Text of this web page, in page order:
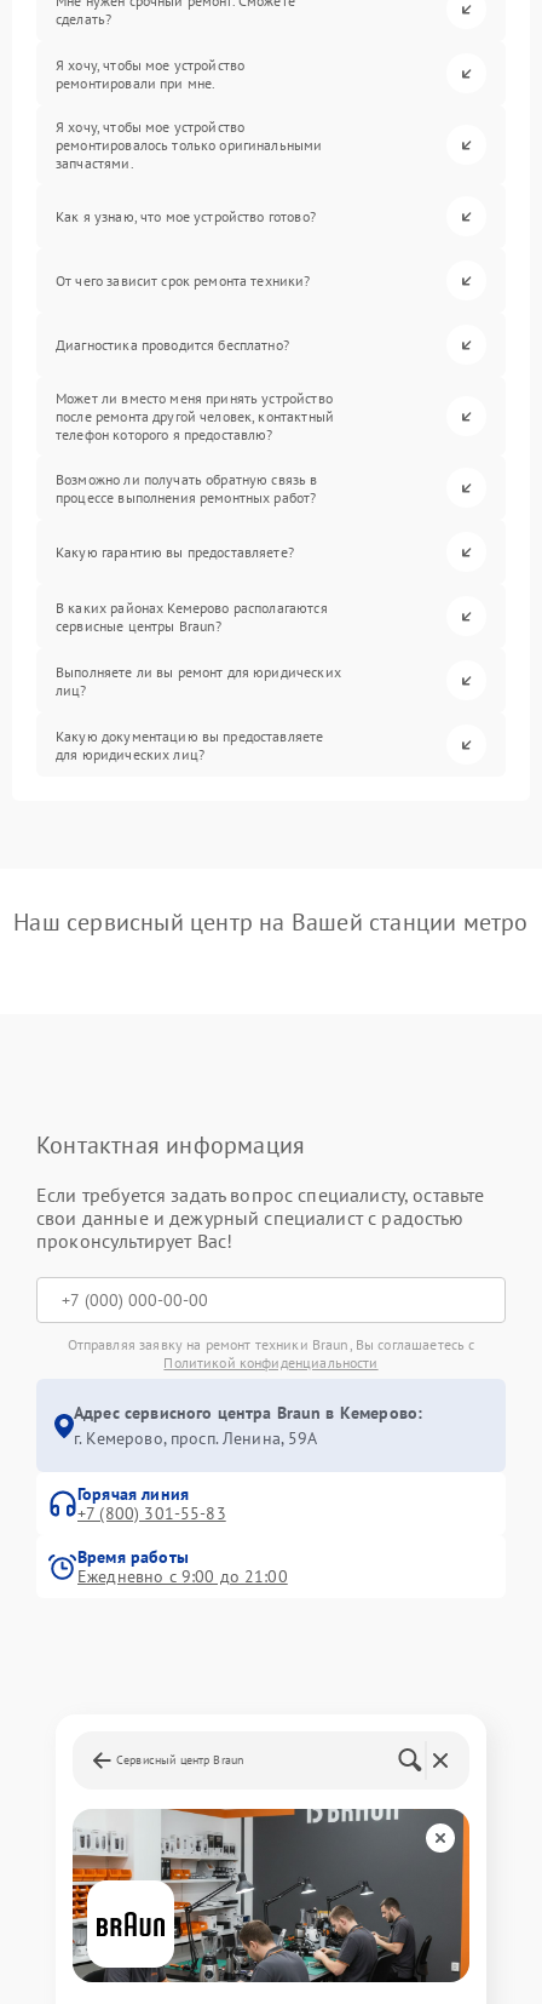
сделать?
Я хочу, чтобы мое устройство
ремонтировали при мне.
Я хочу, чтобы мое устройство
ремонтировалось только оригинальными
запчастями.
Как я узнаю, что мое устройство готово?
От чего зависит срок ремонта техники?
Диагностика проводится бесплатно?
Может ли вместо меня принять устройство
после ремонта другой человек, контактный
телефон которого я предоставлю?
Возможно ли получать обратную связь в
процессе выполнения ремонтных работ?
Какую гарантию вы предоставляете?
В каких районах Кемерово располагаются
сервисные центры Braun?
Выполняете ли вы ремонт для юридических
лиц?
Какую документацию вы предоставляете
для юридических лиц?
Наш сервисный центр на Вашей станции метро
Контактная информация
Если требуется задать вопрос специалисту, оставьте
свои данные и дежурный специалист с радостью
проконсультирует Вас!
Отправляя заявку на ремонт техники Braun, Вы соглашаетесь с
Политикой конфиденциальности
Адрес сервисного центра Braun в Кемерово:
г. Кемерово, просп. Ленина, 59А
Горячая линия
+7 (800) 301-55-83
Время работы
Ежедневно с 9:00 до 21:00
Сервисный центр Braun